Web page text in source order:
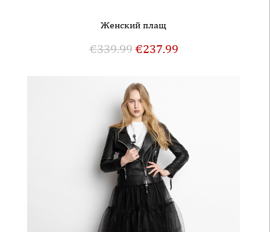
Женский плащ
€339.99€237.99